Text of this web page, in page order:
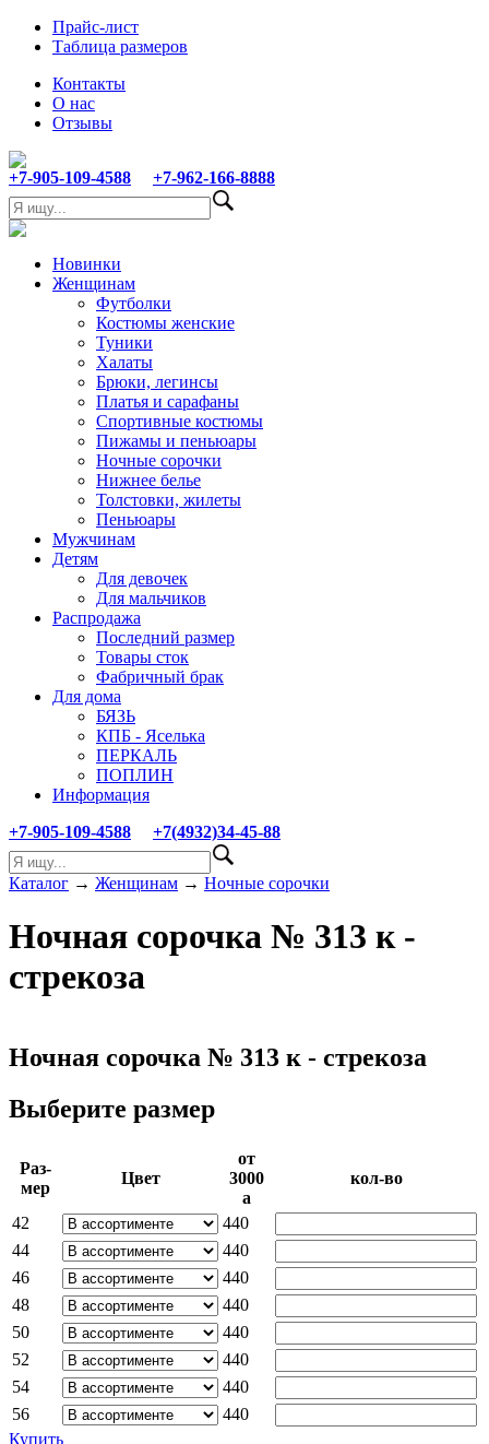
Прайс-лист
Таблица размеров
Контакты
О нас
Отзывы
+7-905-109-4588 +7-962-166-8888
Новинки
Женщинам
Футболки
Костюмы женские
Туники
Халаты
Брюки, легинсы
Платья и сарафаны
Спортивные костюмы
Пижамы и пеньюары
Ночные сорочки
Нижнее белье
Толстовки, жилеты
Пеньюары
Мужчинам
Детям
Для девочек
Для мальчиков
Распродажа
Последний размер
Товары сток
Фабричный брак
Для дома
БЯЗЬ
КПБ - Яселька
ПЕРКАЛЬ
ПОПЛИН
Информация
+7-905-109-4588
+7(4932)34-45-88
Каталог → Женщинам → Ночные сорочки
Ночная сорочка № 313 к -
стрекоза
Ночная сорочка № 313 к - стрекоза
Выберите размер
Раз­
мер
Цвет
от
3000­
a
кол-во
42
440
44
440
46
440
48
440
50
440
52
440
54
440
56
440
Купить